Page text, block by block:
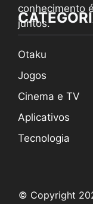
conhecimento
juntos.
Otaku
Jogos
Cinema e TV
Aplicativos
Tecnologia
© Copyright